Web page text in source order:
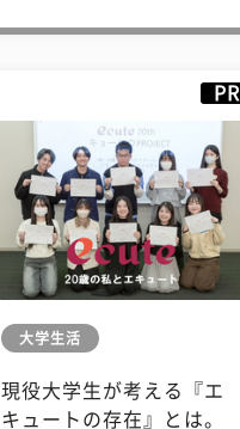
PR
大学生活
現役大学生が考える『エ
キュートの存在』とは。